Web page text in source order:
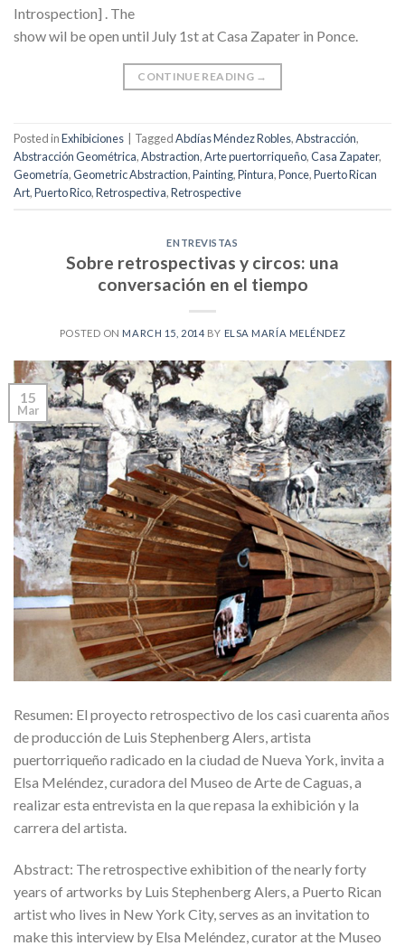
Introspection] . The
show wil be open until July 1st at Casa Zapater in Ponce.
CONTINUE READING →
Posted inExhibiciones TaggedAbdías Méndez Robles,Abstracción,
Abstracción Geométrica,Abstraction,Arte puertorriqueño,Casa Zapater,
Geometría,Geometric Abstraction,Painting,Pintura,Ponce,Puerto Rican
Art,Puerto Rico,Retrospectiva,Retrospective
ENTREVISTAS
Sobre retrospectivas y circos: una
conversación en el tiempo
POSTED ON MARCH 15, 2014 BY ELSA MARÍA MELÉNDEZ
15
Mar
Resumen: El proyecto retrospectivo de los casi cuarenta años
de producción de Luis Stephenberg Alers, artista
puertorriqueño radicado en la ciudad de Nueva York, invita a
Elsa Meléndez, curadora del Museo de Arte de Caguas, a
realizar esta entrevista en la que repasa la exhibición y la
carrera del artista.
Abstract: The retrospective exhibition of the nearly forty
years of artworks by Luis Stephenberg Alers, a Puerto Rican
artist who lives in New York City, serves as an invitation to
make this interview by Elsa Meléndez, curator at the Museo